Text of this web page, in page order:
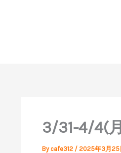
3/31-4/4(
By cafe312 / 2025年3月25